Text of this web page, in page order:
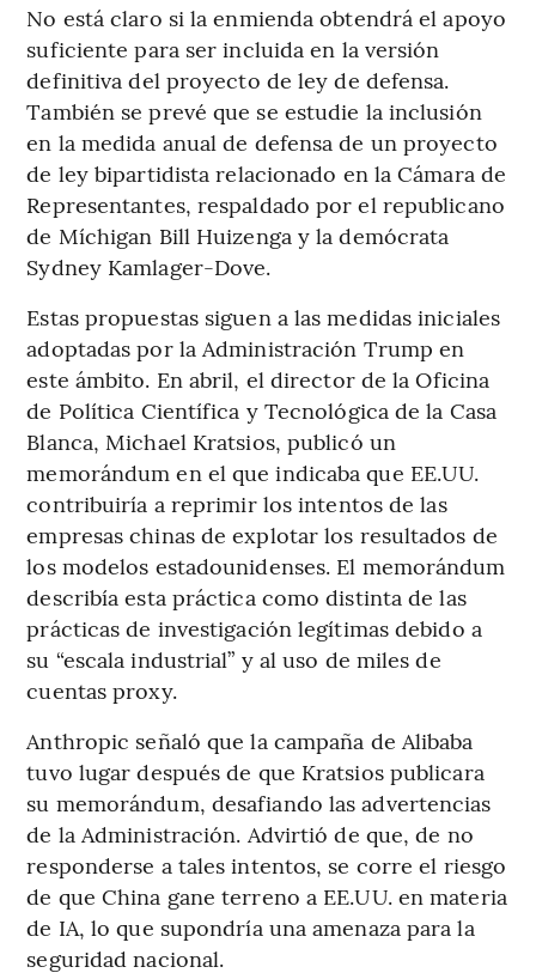
No está claro si la enmienda obtendrá el apoyo
suficiente para ser incluida en la versión
definitiva del proyecto de ley de defensa.
También se prevé que se estudie la inclusión
en la medida anual de defensa de un proyecto
de ley bipartidista relacionado en la Cámara de
Representantes, respaldado por el republicano
de Míchigan Bill Huizenga y la demócrata
Sydney Kamlager-Dove.
Estas propuestas siguen a las medidas iniciales
adoptadas por la Administración Trump en
este ámbito. En abril, el director de la Oficina
de Política Científica y Tecnológica de la Casa
Blanca, Michael Kratsios, publicó un
memorándum en el que indicaba que EE.UU.
contribuiría a reprimir los intentos de las
empresas chinas de explotar los resultados de
los modelos estadounidenses. El memorándum
describía esta práctica como distinta de las
prácticas de investigación legítimas debido a
su “escala industrial” y al uso de miles de
cuentas proxy.
Anthropic señaló que la campaña de Alibaba
tuvo lugar después de que Kratsios publicara
su memorándum, desafiando las advertencias
de la Administración. Advirtió de que, de no
responderse a tales intentos, se corre el riesgo
de que China gane terreno a EE.UU. en materia
de IA, lo que supondría una amenaza para la
seguridad nacional.